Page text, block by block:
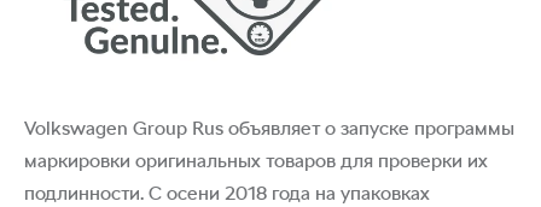
Volkswagen Group Rus объявляет о запуске программы
маркировки оригинальных товаров для проверки их
подлинности. С осени 2018 года на упаковках